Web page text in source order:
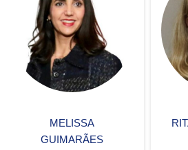
RITA DIAS NOLASCO